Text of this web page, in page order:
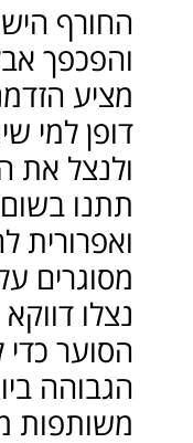
החורף
והפכפך
מציע
דופן למי
ולנצל את
תתנו
ואפרורית
מסוגרים
נצלו
הסוער
הגבוהה
משותפות